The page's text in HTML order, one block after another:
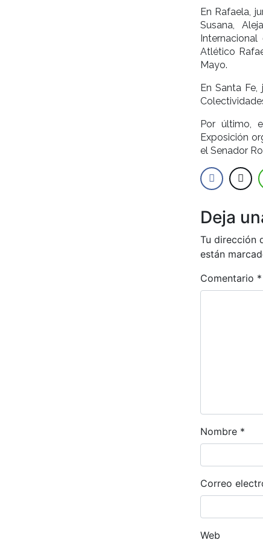
En Rafaela,
Susana,
Atlético
Mayo.
En Santa
Por último,
Exposición
el Senador
Deja
Tu dirección
están
Comentario *
Nombre *
Correo
Web